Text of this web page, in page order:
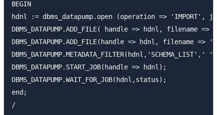
BEGIN
hdnl := dbms_datapump.open (operation => 'IMPORT',
DBMS_DATAPUMP.ADD_FILE( handle => hdnl,
DBMS_DATAPUMP.ADD_FILE(handle => hdnl,
DBMS_DATAPUMP.START_JOB(handle => hdnl);
DBMS_DATAPUMP.WAIT_FOR_JOB(hdnl,status);
end;